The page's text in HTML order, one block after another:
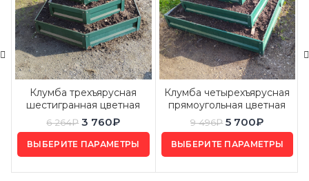
Клумба трехъярусная
шестигранная цветная
6 264₽ 3 760₽
ВЫБЕРИТЕ ПАРАМЕТРЫ
Клумба четырехъярусная
прямоугольная цветная
9 496₽ 5 700₽
ВЫБЕРИТЕ ПАРАМЕТРЫ